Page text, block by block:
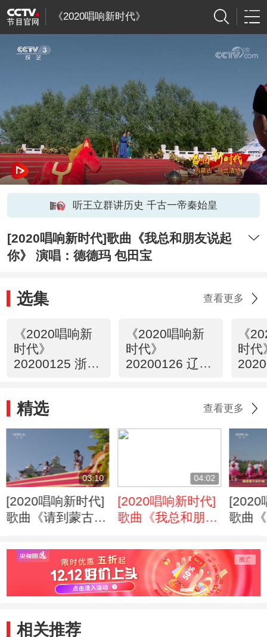
《2020唱响新时代》
听王立群讲历史 千古一帝秦始皇
[2020唱响新时代]歌曲《我总和朋友说起
你》 演唱：德德玛 包田宝
选集 查看更多
《2020唱响新
时代》
20200125 浙江·
《2020唱响新
时代》
20200126 辽宁·
《
时代
精选 查看更多
03:10
[2020唱响新时代]
歌曲《请到蒙古草
琴格日乐乐队
04:02
[2020唱响新时代]
歌曲《我总和朋友
德德玛 包田宝
[2020
歌曲
伶 汤
相关推荐